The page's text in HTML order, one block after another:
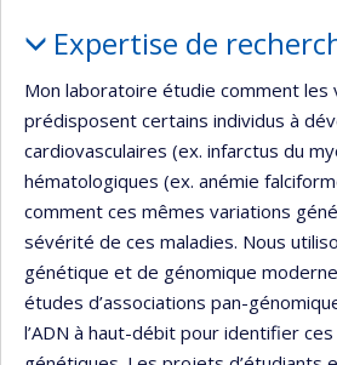
Expertise de
Mon laboratoire étudie comment les
prédisposent certains individus à
cardiovasculaires (ex. infarctus du
hématologiques (ex. anémie
comment ces mêmes variations
sévérité de ces maladies. Nous
génétique et de génomique
études d’associations pan-
l’ADN à haut-débit pour identifier